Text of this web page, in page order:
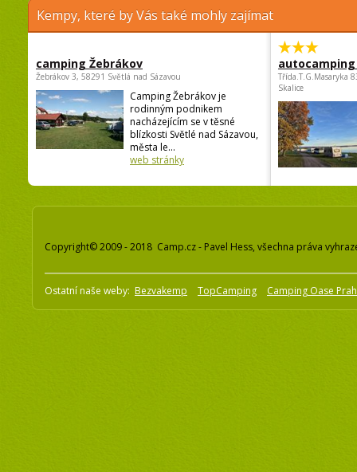
Kempy, které by Vás také mohly zajímat
camping Žebrákov
Žebrákov 3, 58291 Světlá nad Sázavou
Camping Žebrákov je
rodinným podnikem
nacházejícím se v těsné
blízkosti Světlé nad Sázavou,
města le...
web stránky
autocamping
Třída.T.G.Masaryka
Skalice
Copyright© 2009 - 2018 Camp.cz - Pavel Hess, všechna práva
Ostatní naše weby: Bezvakemp TopCamping Camping Oase